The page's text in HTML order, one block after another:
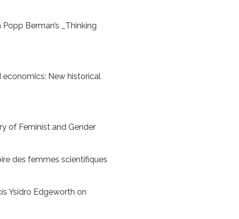
Berman’s _Thinking
economics: New historical
of Feminist and Gender
des femmes scientifiques
Ysidro Edgeworth on